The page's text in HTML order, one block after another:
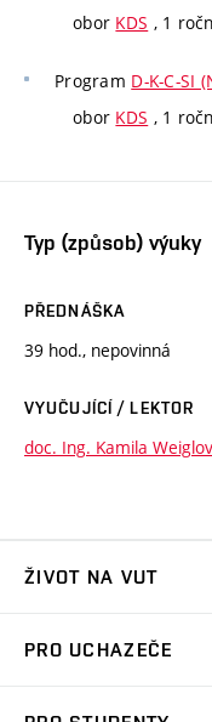
obor KDS , 1
Program D-K-C-SI
obor KDS , 1
Typ (způsob) výuky
PŘEDNÁŠKA
39 hod., nepovinná
VYUČUJÍCÍ / LEKTOR
doc. Ing. Kamila
ŽIVOT NA VUT
Koleje
PRO UCHAZEČE